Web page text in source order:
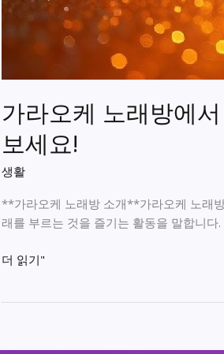
가라오케 노래방에
보세요!
생활
**가라오케 노래방 소개**가라오케 노래
래를 부르는 것을 즐기는 활동을 말합니다.
가
더 읽기"